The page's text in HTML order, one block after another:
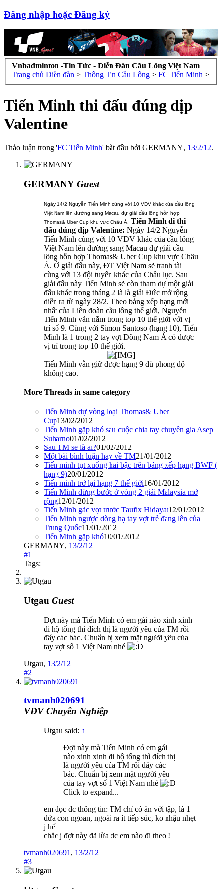
Đăng nhập hoặc Đăng ký
Vnbadminton -Tin Tức - Diễn Đàn Cầu Lông Việt Nam
Trang chủ Diễn đàn > Thông Tin Cầu Lông > FC Tiến Minh >
Tiến Minh thi đấu đúng dịp
Valentine
Thảo luận trong 'FC Tiến Minh' bắt đầu bởi GERMANY, 13/2/12.
GERMANY Guest
Ngày 14/2 Nguyễn Tiến Minh cùng với 10 VĐV khác của cầu lông
Việt Nam lên đường sang Macau dự giải cầu lông hỗn hợp
Thomas& Uber Cup khu vực Châu Á.
Tiến Minh đi thi
đấu đúng dịp Valentine: Ngày 14/2 Nguyễn
Tiến Minh cùng với 10 VĐV khác của cầu lông
Việt Nam lên đường sang Macau dự giải cầu
lông hỗn hợp Thomas& Uber Cup khu vực Châu
Á. Ở giải đấu này, ĐT Việt Nam sẽ tranh tài
cùng với 13 đội tuyển khác của Châu lục. Sau
giải đấu này Tiến Minh sẽ còn tham dự một giải
đấu khác trong tháng 2 là là giải Đức mở rộng
diễn ra từ ngày 28/2. Theo bảng xếp hạng mới
nhất của Liên đoàn cầu lông thế giới, Nguyễn
Tiến Minh vẫn nằm trong top 10 thế giới với vị
trí số 9. Cùng với Simon Santoso (hạng 10), Tiến
Minh là 1 trong 2 tay vợt Đông Nam Á có được
vị trí trong top 10 thế giới.
Tiến Minh vẫn giữ được hạng 9 dù phong độ
không cao.
More Threads in same category
Tiến Minh dự vòng loại Thomas& Uber
Cup13/02/2012
Tiến Minh gặp khó sau cuộc chia tay chuyên gia Asep
Suharno01/02/2012
Sau TM sẽ là ai?01/02/2012
Một bài bình luận hay về TM21/01/2012
Tiến minh tụt xuống hai bậc trên bảng xếp hạng BWF (
hạng 9)20/01/2012
Tiến minh trở lại hạng 7 thế giới16/01/2012
Tiến Minh dừng bước ở vòng 2 giải Malaysia mở
rộng12/01/2012
Tiến Minh gác vợt trước Taufix Hidayat12/01/2012
Tiến Minh ngược dòng hạ tay vợt trẻ đang lên của
Trung Quốc11/01/2012
Tiến Minh gặp khó10/01/2012
GERMANY, 13/2/12
#1
Tags:
Utgau Guest
Đợt này mà Tiến Minh có em gái nào xinh xinh
đi hộ tống thì đích thị là người yêu của TM rồi
đấy các bác. Chuẩn bị xem mặt người yêu của
tay vợt số 1 Việt Nam nhé
Utgau, 13/2/12
#2
tvmanh020691
VĐV Chuyên Nghiệp
Utgau said: ↑
Đợt này mà Tiến Minh có em gái
nào xinh xinh đi hộ tống thì đích thị
là người yêu của TM rồi đấy các
bác. Chuẩn bị xem mặt người yêu
của tay vợt số 1 Việt Nam nhé
Click to expand...
em đọc dc thông tin: TM chỉ có ăn với tập, là 1
đứa con ngoan, ngoài ra ít tiếp súc, ko nhậu nhẹt
j hết
chắc j đợt này đã lừa dc em nào đi theo !
tvmanh020691 , 13/2/12
#3